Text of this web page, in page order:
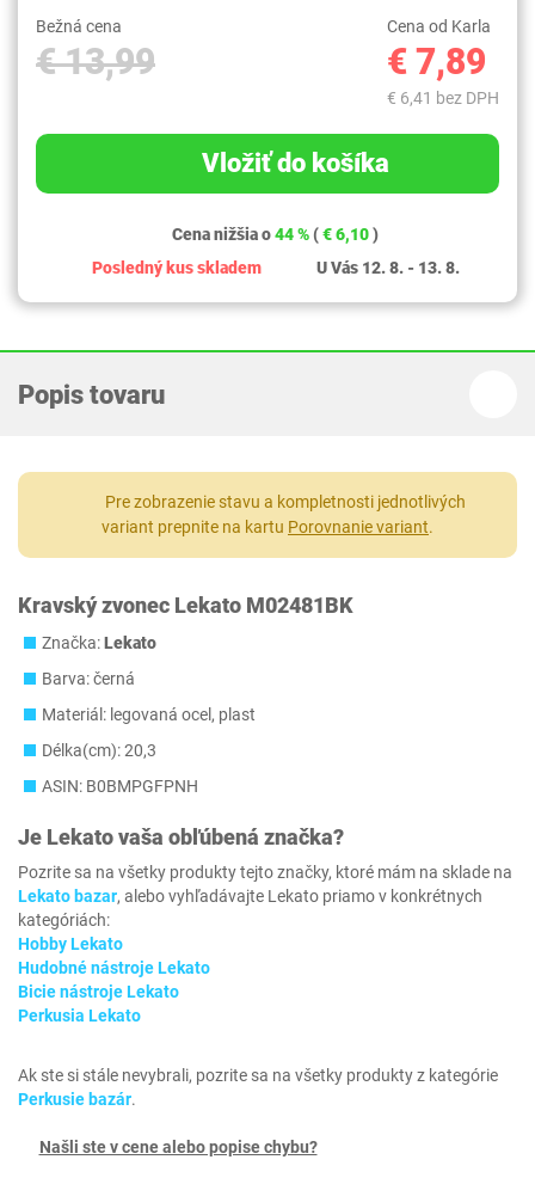
Bežná cena
€ 13,99
Cena od Karla
€ 7,89
€ 6,41 bez DPH
Vložiť do košíka
Cena nižšia o44 % (€ 6,10)
Posledný kus skladem
U Vás 12. 8. - 13. 8.
Popis tovaru
Pre zobrazenie stavu a kompletnosti jednotlivých
variant prepnite na kartu Porovnanie variant.
Kravský zvonec Lekato ‎M02481BK
Značka:Lekato
Barva: černá
Materiál: legovaná ocel, plast
Délka(cm): 20,3
ASIN: B0BMPGFPNH
Je Lekatovaša obľúbená značka?
Pozrite sa na všetky produkty tejto značky, ktoré mám na sklade na
Lekato bazar, alebo vyhľadávajte Lekato priamo v konkrétnych
kategóriách:
Hobby Lekato
Hudobné nástroje Lekato
Bicie nástroje Lekato
Perkusia Lekato
Ak ste si stále nevybrali, pozrite sa na všetky produkty z kategórie
Perkusie bazár.
Našli ste v cene alebo popise chybu?